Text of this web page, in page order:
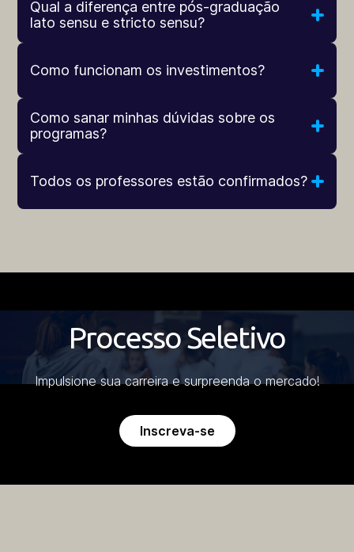
Qual a diferença entre pós-graduação
lato sensu e stricto sensu?
Como funcionam os investimentos?
Como sanar minhas dúvidas sobre os
programas?
Todos os professores estão confirmados?
Processo Seletivo
Impulsione sua carreira e surpreenda o mercado!
Inscreva-se